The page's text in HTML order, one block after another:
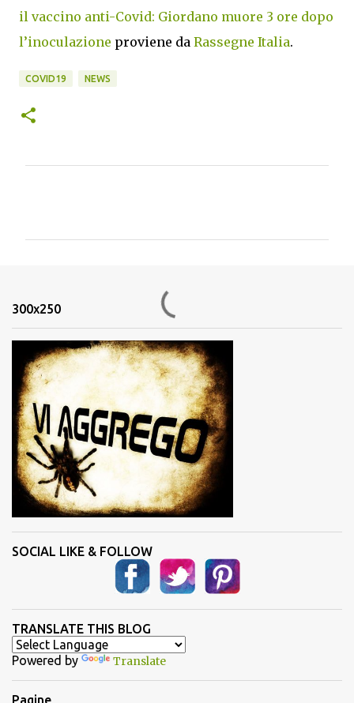
il vaccino anti-Covid: Giordano muore 3 ore dopo
l’inoculazione proviene da Rassegne Italia.
COVID19 NEWS
n
i
300x250
SOCIAL LIKE & FOLLOW
TRANSLATE THIS BLOG
Powered by Translate
Pagine